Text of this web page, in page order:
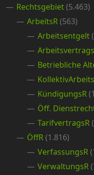
Rechtsgebiet(5.463)
ArbeitsR(563)
Arbeitsentgelt
Betriebliche
KündigungsR
Öff.
TarifvertragsR
ÖffR(1.816)
VerfassungsR
VerwaltungsR